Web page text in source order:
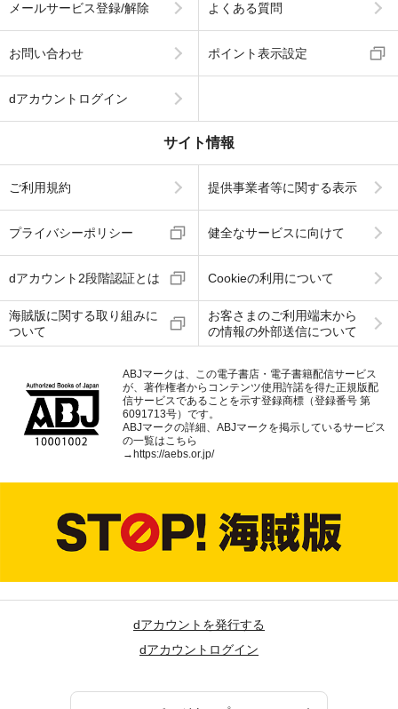
メールサービス登録/解除 よくある質問
お問い合わせ ポイント表示設定
dアカウントログイン
サイト情報
ご利用規約 提供事業者等に関する表示
プライバシーポリシー 健全なサービスに向けて
dアカウント2段階認証とは Cookieの利用について
海賊版に関する取り組みに
ついて
お客さまのご利用端末から
の情報の外部送信について
ABJマークは、この電子書店・電子書籍配信サービス
が、著作権者からコンテンツ使用許諾を得た正規版配
信サービスであることを示す登録商標（登録番号 第
6091713号）です。
ABJマークの詳細、ABJマークを掲示しているサービス
の一覧はこちら
→https://aebs.or.jp/
dアカウントを発行する
dアカウントログイン